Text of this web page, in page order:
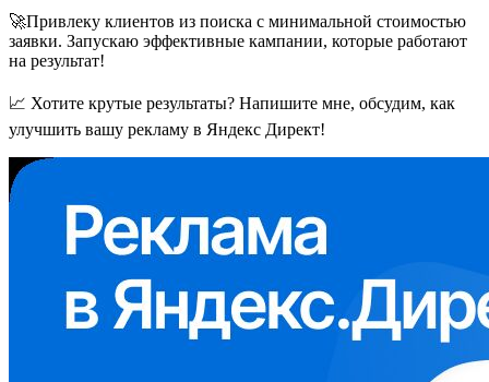
🚀Привлеку клиентов из поиска с минимальной стоимостью
заявки. Запускаю эффективные кампании, которые работают
на результат!
📈 Хотите крутые результаты? Напишите мне, обсудим, как
улучшить вашу рекламу в Яндекс Директ!